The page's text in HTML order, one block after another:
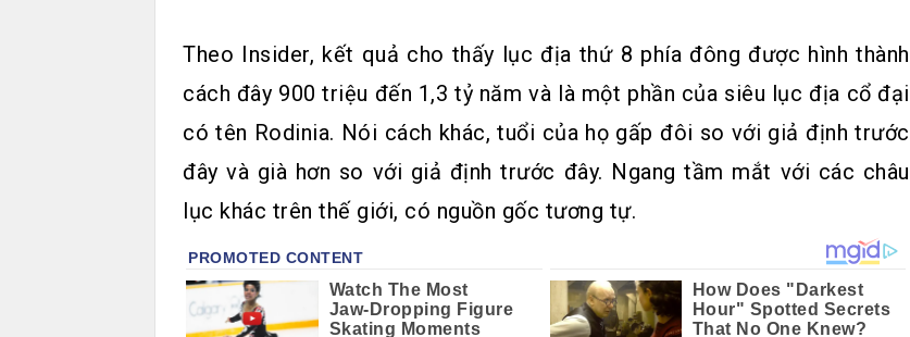
Theo Insider, kết quả cho thấy lục địa thứ 8 phía đông được hình thành
cách đây 900 triệu đến 1,3 tỷ năm và là một phần của siêu lục địa cổ đại
có tên Rodinia. Nói cách khác, tuổi của họ gấp đôi so với giả định trước
đây và già hơn so với giả định trước đây. Ngang tầm mắt với các châu
lục khác trên thế giới, có nguồn gốc tương tự.